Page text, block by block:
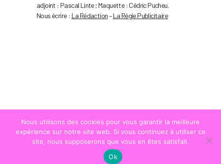
adjoint : Pascal Linte ; Maquette : Cédric Pucheu.
Nous écrire : La Rédaction–La Régie Publicitaire
© COPYRIGHTLA STRADA
Nous utilisons des cookies pour vous garantir la meilleure
expérience sur notre site web. Si vous continuez à utiliser ce
site, nous supposerons que vous en êtes satisfait.
Ok